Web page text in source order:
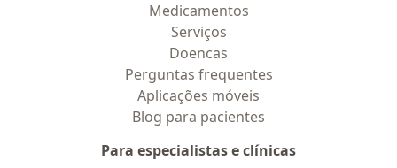
Medicamentos
Serviços
Doencas
Perguntas frequentes
Aplicações móveis
Blog para pacientes
Para especialistas e clínicas